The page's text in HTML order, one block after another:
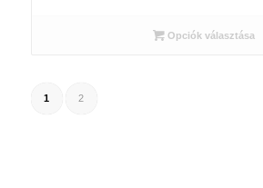
605 Ft
Opciók választása
1 2